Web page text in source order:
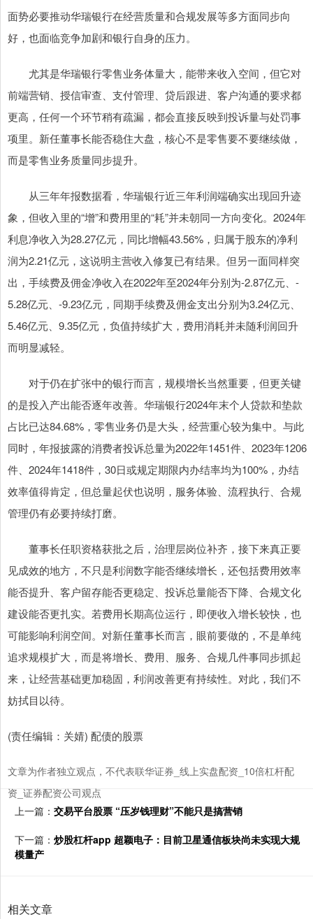
面势必要推动华瑞银行在经营质量和合规发展等多方面同步向
好，也面临竞争加剧和银行自身的压力。
尤其是华瑞银行零售业务体量大，能带来收入空间，但它对
前端营销、授信审查、支付管理、贷后跟进、客户沟通的要求都
更高，任何一个环节稍有疏漏，都会直接反映到投诉量与处罚事
项里。新任董事长能否稳住大盘，核心不是零售要不要继续做，
而是零售业务质量同步提升。
从三年年报数据看，华瑞银行近三年利润端确实出现回升迹
象，但收入里的“增”和费用里的“耗”并未朝同一方向变化。2024年
利息净收入为28.27亿元，同比增幅43.56%，归属于股东的净利
润为2.21亿元，这说明主营收入修复已有结果。但另一面同样突
出，手续费及佣金净收入在2022年至2024年分别为-2.87亿元、-
5.28亿元、-9.23亿元，同期手续费及佣金支出分别为3.24亿元、
5.46亿元、9.35亿元，负值持续扩大，费用消耗并未随利润回升
而明显减轻。
对于仍在扩张中的银行而言，规模增长当然重要，但更关键
的是投入产出能否逐年改善。华瑞银行2024年末个人贷款和垫款
占比已达84.68%，零售业务仍是大头，经营重心较为集中。与此
同时，年报披露的消费者投诉总量为2022年1451件、2023年1206
件、2024年1418件，30日或规定期限内办结率均为100%，办结
效率值得肯定，但总量起伏也说明，服务体验、流程执行、合规
管理仍有必要持续打磨。
董事长任职资格获批之后，治理层岗位补齐，接下来真正要
见成效的地方，不只是利润数字能否继续增长，还包括费用效率
能否提升、客户留存能否更稳定、投诉总量能否下降、合规文化
建设能否更扎实。若费用长期高位运行，即便收入增长较快，也
可能影响利润空间。对新任董事长而言，眼前要做的，不是单纯
追求规模扩大，而是将增长、费用、服务、合规几件事同步抓起
来，让经营基础更加稳固，利润改善更有持续性。对此，我们不
妨拭目以待。
(责任编辑：关婧) 配债的股票
文章为作者独立观点，不代表联华证券_线上实盘配资_10倍杠杆配
资_证券配资公司观点
上一篇： 交易平台股票 “压岁钱理财”不能只是搞营销
下一篇： 炒股杠杆app 超颖电子：目前卫星通信板块尚未实现大规
模量产
相关文章